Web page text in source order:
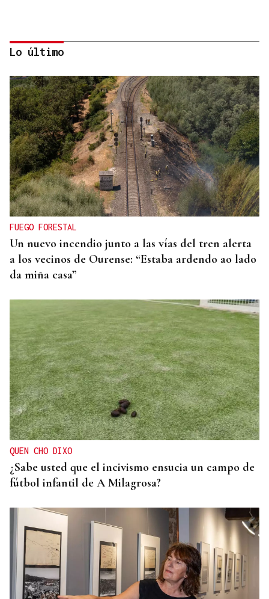
CAUSA DE ALERGIA GRAVE
Picaduras de avispas y abejas: cuándo una reacción
puede poner en riesgo tu vida
Lo último
FUEGO FORESTAL
Un nuevo incendio junto a las vías del tren alerta
a los vecinos de Ourense: “Estaba ardendo ao lado
da miña casa”
QUEN CHO DIXO
¿Sabe usted que el incivismo ensucia un campo de
fútbol infantil de A Milagrosa?